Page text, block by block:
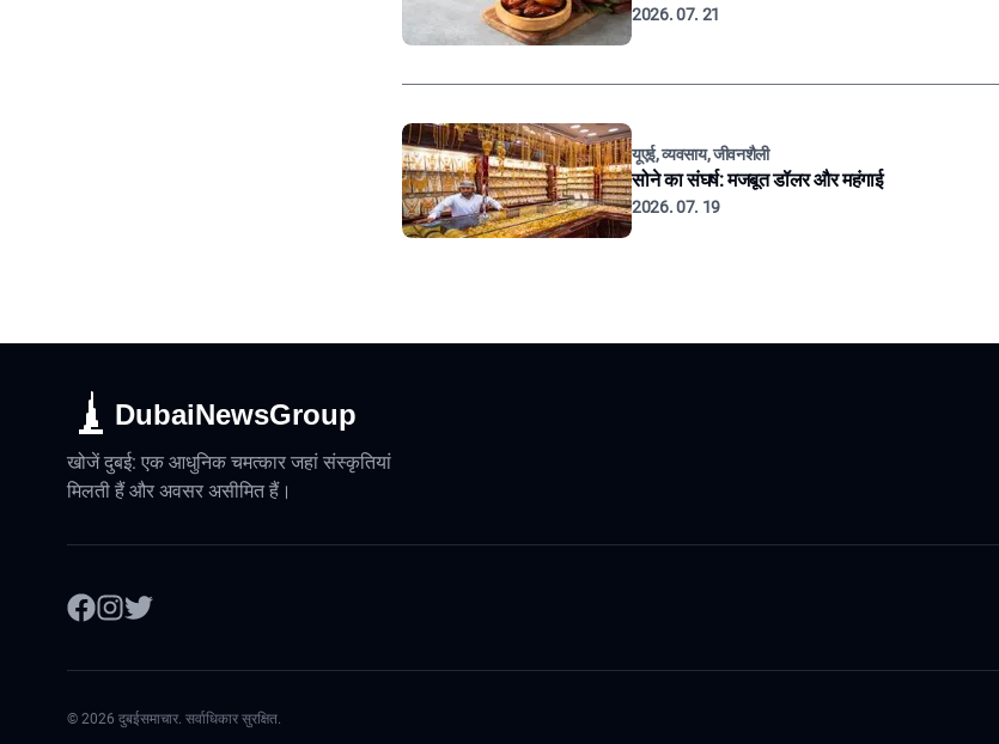
2026. 07. 21
यूएई, व्यवसाय, जीवनशैली
सोने का संघर्ष: मजबूत डॉलर और महंगाई
2026. 07. 19
DubaiNewsGroup
खोजें दुबई: एक आधुनिक चमत्कार जहां संस्कृतियां
मिलती हैं और अवसर असीमित हैं।
© 2026 दुबईसमाचार. सर्वाधिकार सुरक्षित.